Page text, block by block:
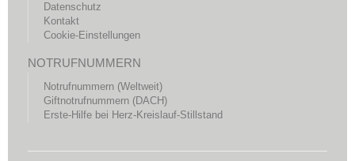
Datenschutz
Kontakt
Cookie-Einstellungen
NOTRUFNUMMERN
Notrufnummern (Weltweit)
Giftnotrufnummern (DACH)
Erste-Hilfe bei Herz-Kreislauf-Stillstand